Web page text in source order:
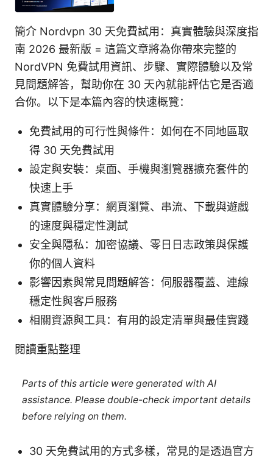
簡介 Nordvpn 30 天免費試用：真實體驗與深度指
南 2026 最新版 = 這篇文章將為你帶來完整的
NordVPN 免費試用資訊、步驟、實際體驗以及常
見問題解答，幫助你在 30 天內就能評估它是否適
合你。以下是本篇內容的快速概覽：
免費試用的可行性與條件：如何在不同地區取
得 30 天免費試用
設定與安裝：桌面、手機與瀏覽器擴充套件的
快速上手
真實體驗分享：網頁瀏覽、串流、下載與遊戲
的速度與穩定性測試
安全與隱私：加密協議、零日日志政策與保護
你的個人資料
影響因素與常見問題解答：伺服器覆蓋、連線
穩定性與客戶服務
相關資源與工具：有用的設定清單與最佳實踐
閱讀重點整理
Parts of this article were generated with AI
assistance. Please double-check important details
before relying on them.
30 天免費試用的方式多樣，常見的是透過官方